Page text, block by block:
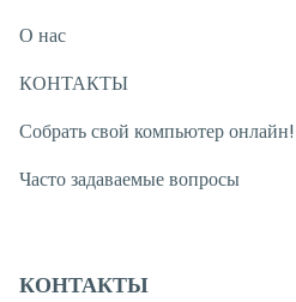
О нас
КОНТАКТЫ
Собрать свой компьютер онлайн!
Часто задаваемые вопросы
КОНТАКТЫ